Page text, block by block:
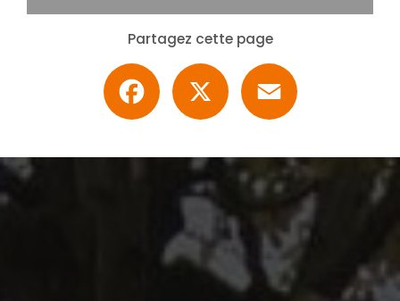
Partagez cette page
Facebook